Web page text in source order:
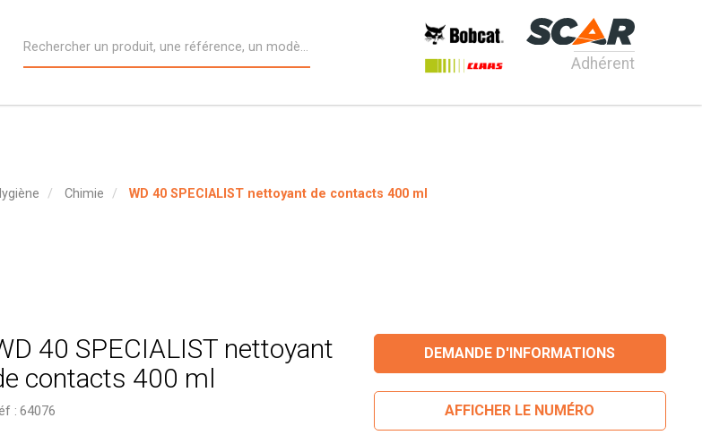
Adhérent
Chimie WD 40 SPECIALIST nettoyant de contacts 400 ml
40 SPECIALIST nettoyant
contacts 400 ml
: 64076
DEMANDE D'INFORMATIONS
AFFICHER LE NUMÉRO